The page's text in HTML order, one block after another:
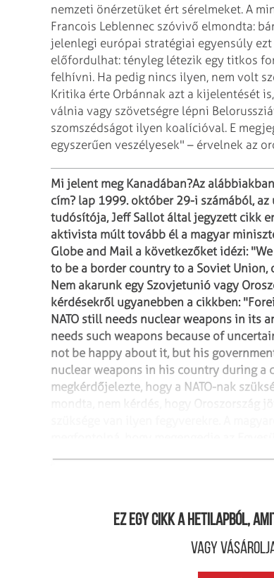
nemzeti önérzetüket ért sérelmeket. A
Francois Leblennec szóvivő elmondta:
jelenlegi európai stratégiai egyensúly
előfordulhat: tényleg létezik egy titkos
felhívni. Ha pedig nincs ilyen, nem volt
Kritika érte Orbánnak azt a kijelentését
válnia vagy szövetségre lépni
szomszédságot ilyen koalícióval. E
egyszerűen veszélyesek" – érvelnek az
Mi jelent meg Kanadában?Az
cím?lap 1999. október 29-i számából,
tudósítója, Jeff Sallot által jegyzett cikk
aktivista múlt tovább él a magyar
Globe and Mail a következőket idézi:"We
to be a border country to a Soviet Union,
Nem akarunk egy Szovjetunió vagy
kérdésekről ugyanebben a cikkben:
NATO still needs nuclearweapons in its
needs such weapons because of
not be happy about it, but his
nuclear weapons in his country during a
megkérdőjelezte, hogy a NATO-nak
mondta, nem kérdés, hogy Oroszország
Ez egy cikk a hetilapból,
Vagy